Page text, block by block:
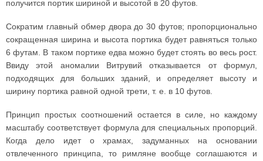
получится портик шириной и высотой в 20 футов.
Сократим главный обмер двора до 30 футов; пропорционально
сокращенная ширина и высота портика будет равняться только
6 футам. В таком портике едва можно будет стоять во весь рост.
Ввиду этой аномалии Витрувий отказывается от формул,
подходящих для больших зданий, и определяет высоту и
ширину портика равной одной трети, т. е. в 10 футов.
Принцип простых соотношений остается в силе, но каждому
масштабу соответствует формула для специальных пропорций.
Когда дело идет о храмах, задуманных на основании
отвлеченного принципа, то римляне вообще соглашаются и